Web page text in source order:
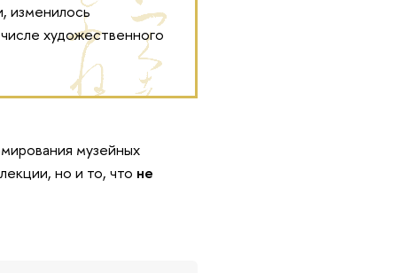
изменилось
художественного
музейных
но и то, что не